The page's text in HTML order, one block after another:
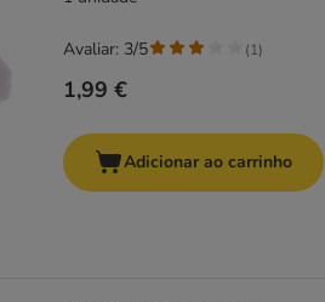
1,99 €
Avaliar: 3/5 (1)
Adicionar ao carrinho